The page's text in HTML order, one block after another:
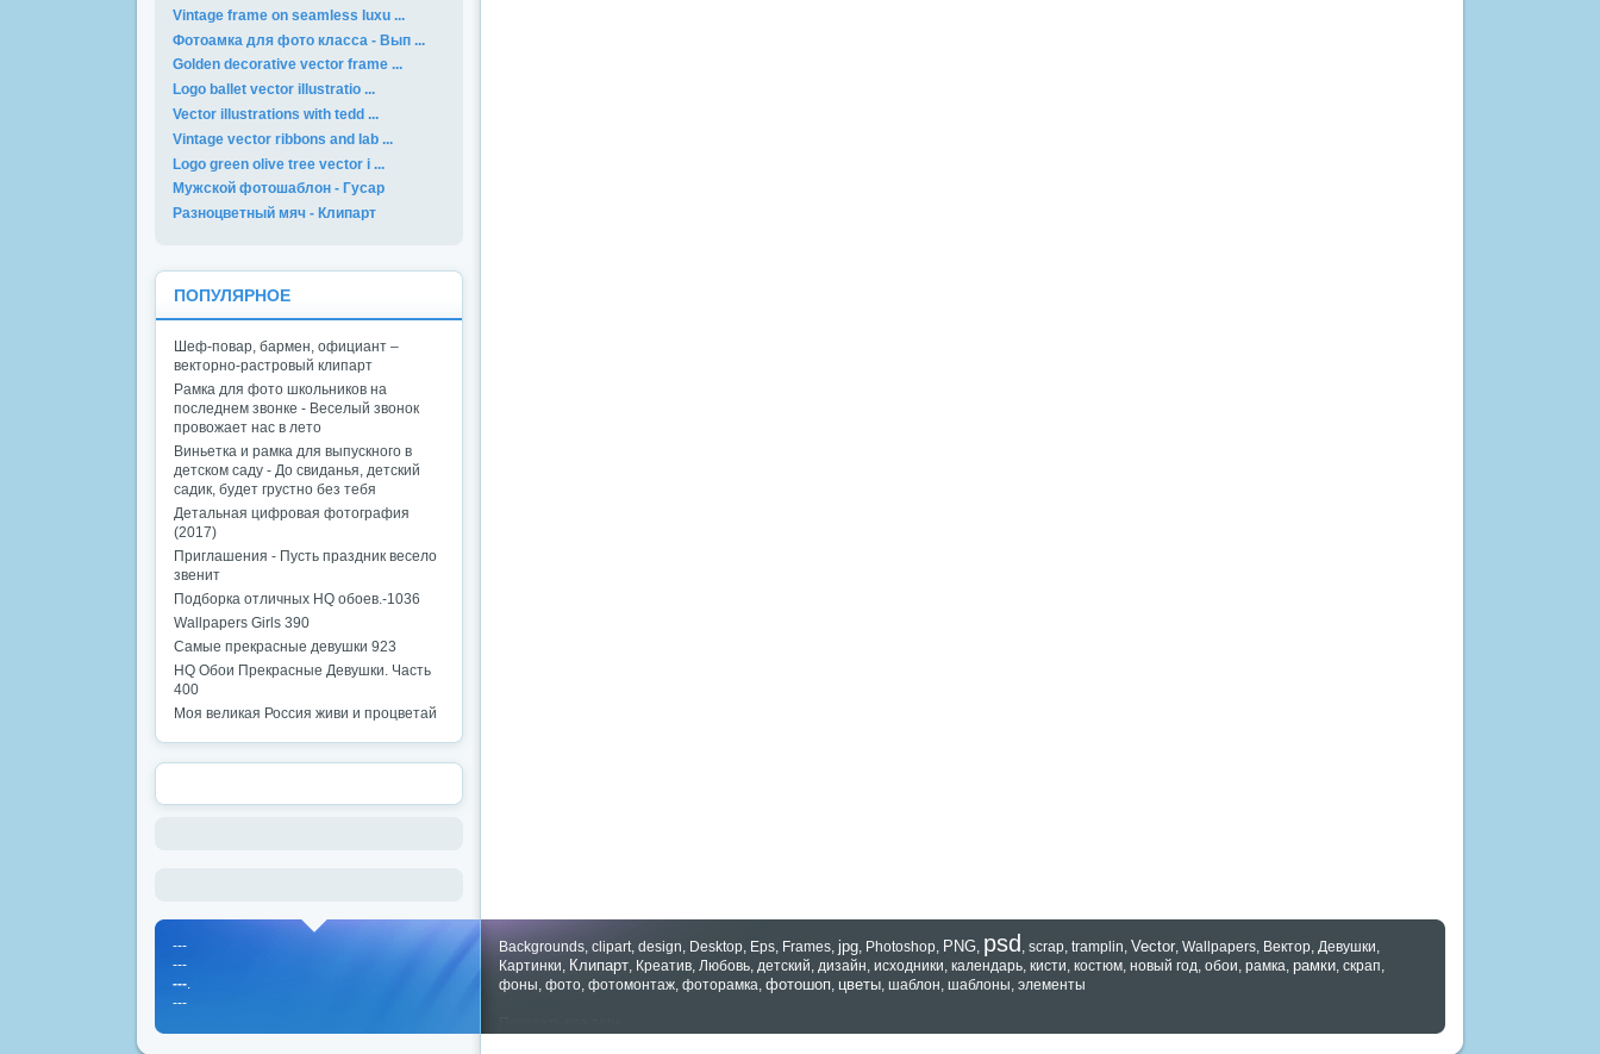
Vintage frame on seamless luxu ...
Фотоамка для фото класса - Вып ...
Golden decorative vector frame ...
Logo ballet vector illustratio ...
Vector illustrations with tedd ...
Vintage vector ribbons and lab ...
Logo green olive tree vector i ...
Мужской фотошаблон - Гусар
Разноцветный мяч - Клипарт
ПОПУЛЯРНОЕ
Шеф-повар, бармен, официант –
векторно-растровый клипарт
Рамка для фото школьников на
последнем звонке - Веселый звонок
провожает нас в лето
Виньетка и рамка для выпускного в
детском саду - До свиданья, детский
садик, будет грустно без тебя
Детальная цифровая фотография
(2017)
Приглашения - Пусть праздник весело
звенит
Подборка отличных HQ обоев.-1036
Wallpapers Girls 390
Самые прекрасные девушки 923
HQ Обои Прекрасные Девушки. Часть
400
Моя великая Россия живи и процветай
Backgrounds, clipart, design, Desktop, Eps, Frames, jpg, Photoshop, PNG, psd , scrap, tramplin, Vector, Wallpapers, Вектор, Девушки,
Картинки, Клипарт, Креатив, Любовь, детский, дизайн, исходники, календарь, кисти, костюм, новый год, обои, рамка, рамки, скрап,
фоны, фото, фотомонтаж, фоторамка, фотошоп, цветы, шаблон, шаблоны, элементы
---
---
---.
---